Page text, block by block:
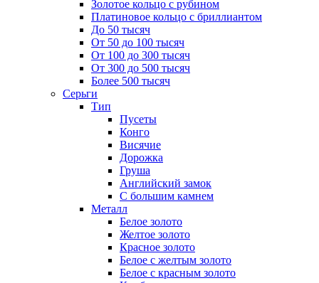
Золотое кольцо с рубином
Платиновое кольцо с бриллиантом
До 50 тысяч
От 50 до 100 тысяч
От 100 до 300 тысяч
От 300 до 500 тысяч
Более 500 тысяч
Серьги
Тип
Пусеты
Конго
Висячие
Дорожка
Груша
Английский замок
С большим камнем
Металл
Белое золото
Желтое золото
Красное золото
Белое с желтым золото
Белое с красным золото